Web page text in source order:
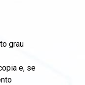
grau
e, se